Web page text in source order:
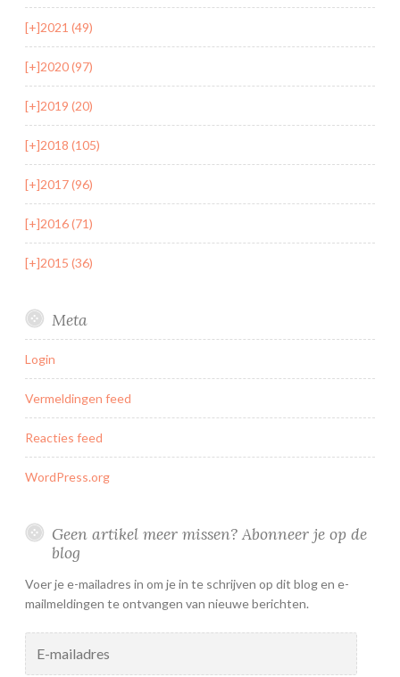
[+]2021 (49)
[+]2020 (97)
[+]2019 (20)
[+]2018 (105)
[+]2017 (96)
[+]2016 (71)
[+]2015 (36)
Meta
Login
Vermeldingen feed
Reacties feed
WordPress.org
Geen artikel meer missen? Abonneer je op de
blog
Voer je e-mailadres in om je in te schrijven op dit blog en e-
mailmeldingen te ontvangen van nieuwe berichten.
mailadres